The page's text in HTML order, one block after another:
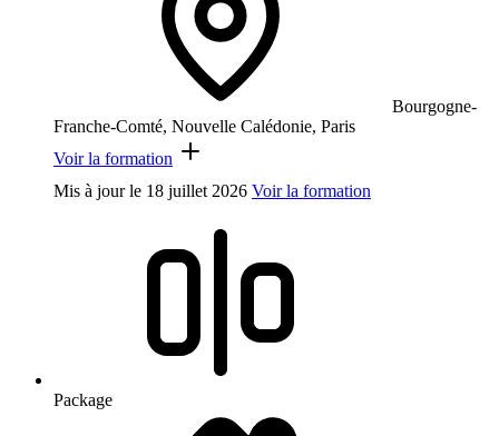
Bourgogne-
Franche-Comté, Nouvelle Calédonie, Paris
Voir la formation
Mis à jour le 18 juillet 2026 Voir la formation
Package